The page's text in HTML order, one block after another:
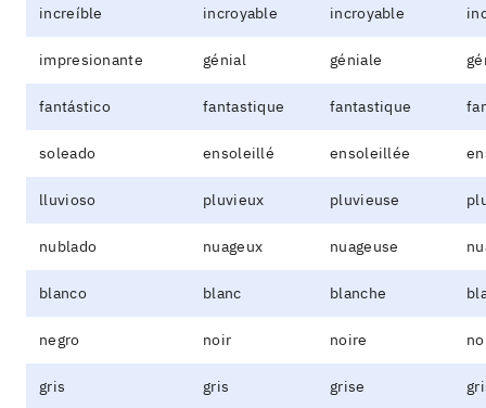
increíble incroyable incroyable
impresionante génial géniale
fantástico fantastique fantastique
soleado ensoleillé ensoleillée
lluvioso pluvieux pluvieuse
nublado nuageux nuageuse
blanco blanc blanche
negro noir noire
gris gris grise